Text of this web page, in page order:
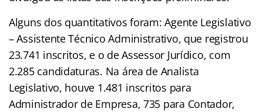
Alguns dos quantitativos foram: Agente Legislativo
– Assistente Técnico Administrativo, que registrou
23.741 inscritos, e o de Assessor Jurídico, com
2.285 candidaturas. Na área de Analista
Legislativo, houve 1.481 inscritos para
Administrador de Empresa, 735 para Contador,